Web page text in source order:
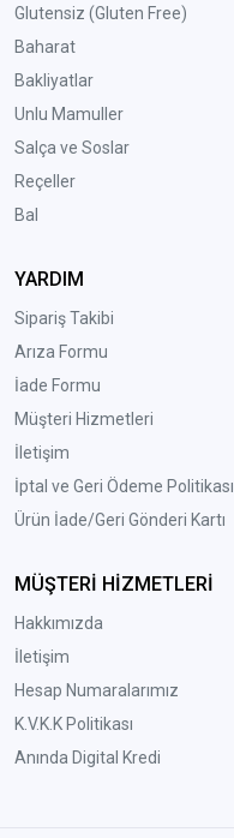
Glutensiz (Gluten Free)
Baharat
Bakliyatlar
Unlu Mamuller
Salça ve Soslar
Reçeller
Bal
YARDIM
Sipariş Takibi
Arıza Formu
İade Formu
Müşteri Hizmetleri
İletişim
İptal ve Geri Ödeme Politikası
Ürün İade/Geri Gönderi Kartı
MÜŞTERİ HİZMETLERİ
Hakkımızda
İletişim
Hesap Numaralarımız
K.V.K.K Politikası
Anında Digital Kredi